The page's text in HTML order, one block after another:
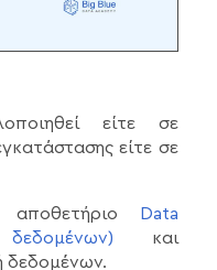
είτε σε
είτε σε
Data
και
δεδομένων.